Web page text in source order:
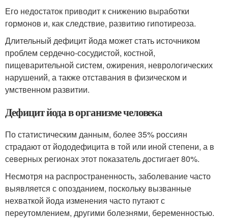
Его недостаток приводит к снижению выработки
гормонов и, как следствие, развитию гипотиреоза.
Длительный дефицит йода может стать источником
проблем сердечно-сосудистой, костной,
пищеварительной систем, ожирения, неврологических
нарушений, а также отставания в физическом и
умственном развитии.
Дефицит йода в организме человека
По статистическим данным, более 35% россиян
страдают от йододефицита в той или иной степени, а в
северных регионах этот показатель достигает 80%.
Несмотря на распространенность, заболевание часто
выявляется с опозданием, поскольку вызванные
нехваткой йода изменения часто путают с
переутомлением, другими болезнями, беременностью.